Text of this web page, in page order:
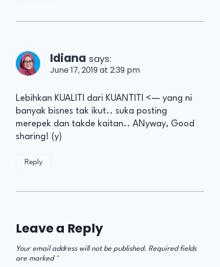
Idiana says:
June 17, 2019 at 2:39 pm
Lebihkan KUALITI dari KUANTITI <— yang ni
banyak bisnes tak ikut.. suka posting
merepek dan takde kaitan.. ANyway, Good
sharing! (y)
Reply
Leave a Reply
Your email address will not be published. Required fields
are marked *